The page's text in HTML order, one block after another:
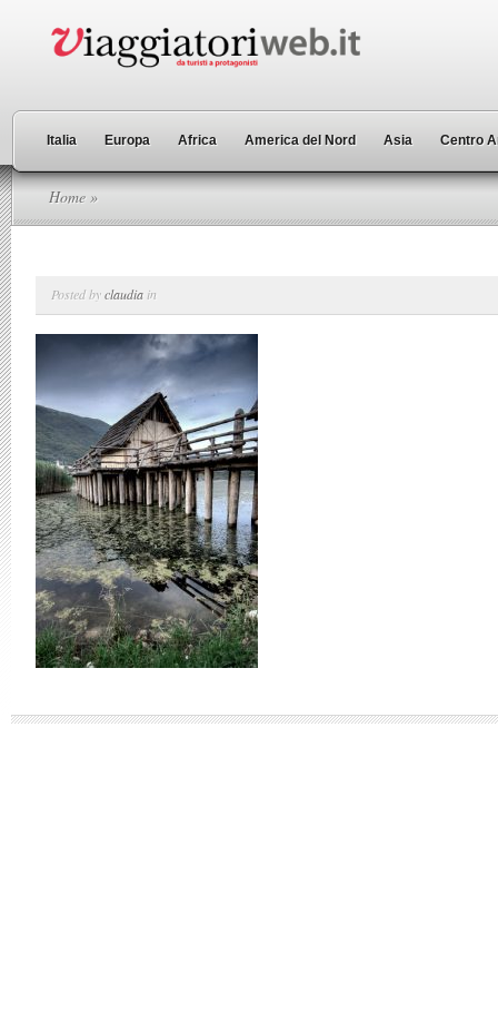
Italia Europa Africa America del Nord Asia Centro
Home »
Posted byclaudia in